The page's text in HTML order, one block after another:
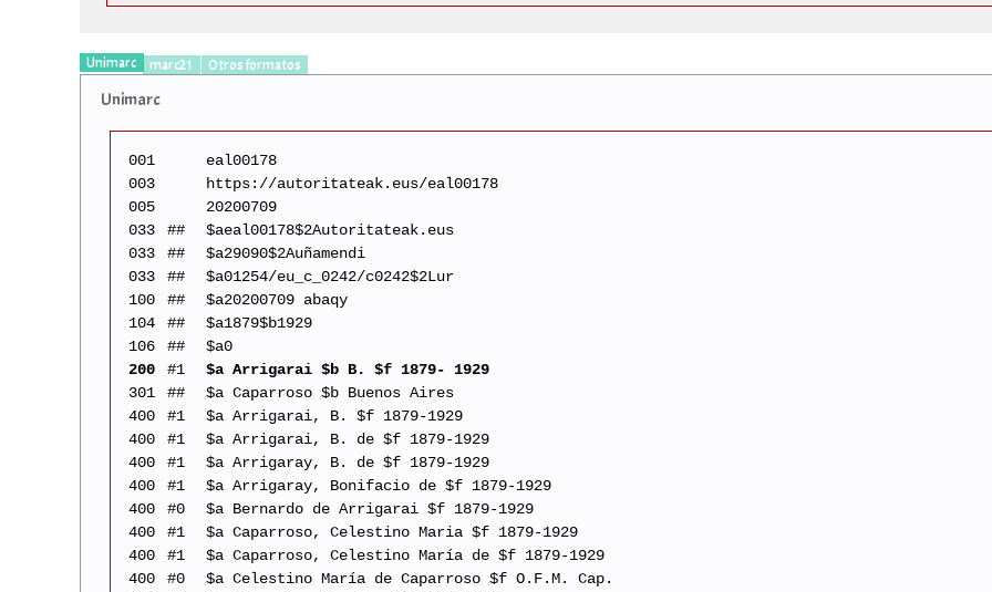
Unimarc marc21 Otros formatos
Unimarc
001
eal00178
003
https://autoritateak.eus/eal00178
005
20200709
033
##
$aeal00178$2Autoritateak.eus
033
##
$a29090$2Auñamendi
033
##
$a01254/eu_c_0242/c0242$2Lur
100
##
$a20200709 abaqy
104
##
$a1879$b1929
106
##
$a0
200
#1
$a Arrigarai $b B. $f 1879- 1929
301
##
$a Caparroso $b Buenos Aires
400
#1
$a Arrigarai, B. $f 1879-1929
400
#1
$a Arrigarai, B. de $f 1879-1929
400
#1
$a Arrigaray, B. de $f 1879-1929
400
#1
$a Arrigaray, Bonifacio de $f 1879-1929
400
#0
$a Bernardo de Arrigarai $f 1879-1929
400
#1
$a Caparroso, Celestino Maria $f 1879-1929
400
#1
$a Caparroso, Celestino María de $f 1879-1929
400
#0
$a Celestino María de Caparroso $f O.F.M. Cap.